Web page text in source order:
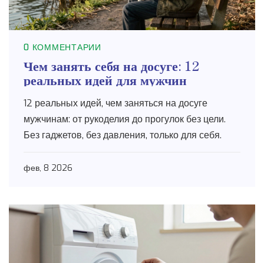
0 КОММЕНТАРИИ
Чем занять себя на досуге: 12
реальных идей для мужчин
12 реальных идей, чем заняться на досуге
мужчинам: от рукоделия до прогулок без цели.
Без гаджетов, без давления, только для себя.
фев, 8 2026